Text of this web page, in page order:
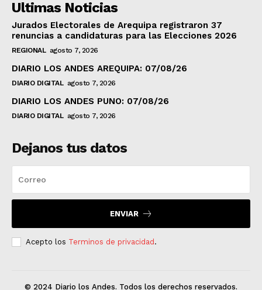
Ultimas Noticias
Jurados Electorales de Arequipa registraron 37
renuncias a candidaturas para las Elecciones 2026
REGIONAL agosto 7, 2026
DIARIO LOS ANDES AREQUIPA: 07/08/26
DIARIO DIGITAL agosto 7, 2026
DIARIO LOS ANDES PUNO: 07/08/26
DIARIO DIGITAL agosto 7, 2026
Dejanos tus datos
ENVIAR
Acepto los Terminos de privacidad .
© 2024 Diario los Andes. Todos los derechos reservados.